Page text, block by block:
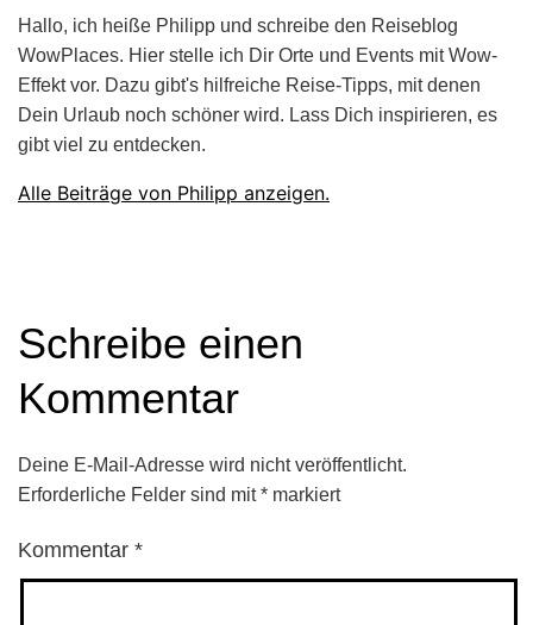
Hallo, ich heiße Philipp und schreibe den Reiseblog
WowPlaces. Hier stelle ich Dir Orte und Events mit Wow-
Effekt vor. Dazu gibt's hilfreiche Reise-Tipps, mit denen
Dein Urlaub noch schöner wird. Lass Dich inspirieren, es
gibt viel zu entdecken.
Alle Beiträge von Philipp anzeigen.
Schreibe einen
Kommentar
Deine E-Mail-Adresse wird nicht veröffentlicht.
Erforderliche Felder sind mit* markiert
Kommentar *